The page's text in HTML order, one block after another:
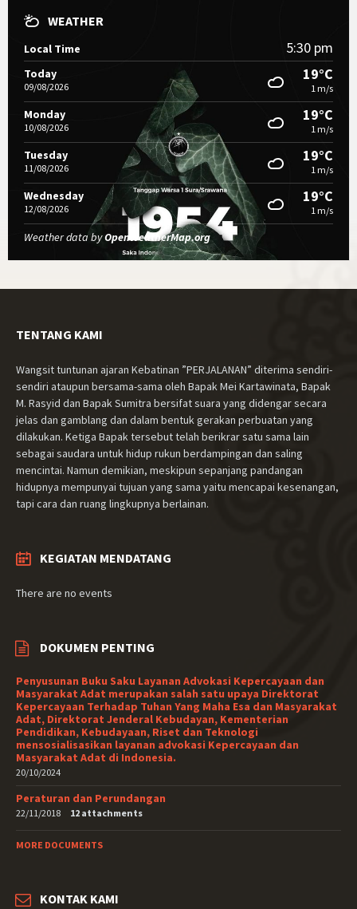
WEATHER
Local Time 5:30 pm
Today
09/08/2026
19°C
1 m/s
Monday
10/08/2026
19°C
1 m/s
Tuesday
11/08/2026
19°C
1 m/s
Wednesday
12/08/2026
19°C
1 m/s
Weather data byOpenWeatherMap.org
TENTANG KAMI
Wangsit tuntunan ajaran Kebatinan ”PERJALANAN” diterima sendiri-
sendiri ataupun bersama-sama oleh Bapak Mei Kartawinata, Bapak
M. Rasyid dan Bapak Sumitra bersifat suara yang didengar secara
jelas dan gamblang dan dalam bentuk gerakan perbuatan yang
dilakukan. Ketiga Bapak tersebut telah berikrar satu sama lain
sebagai saudara untuk hidup rukun berdampingan dan saling
mencintai. Namun demikian, meskipun sepanjang pandangan
hidupnya mempunyai tujuan yang sama yaitu mencapai kesenangan,
tapi cara dan ruang lingkupnya berlainan.
KEGIATAN MENDATANG
There are no events
DOKUMEN PENTING
Penyusunan Buku Saku Layanan Advokasi Kepercayaan dan
Masyarakat Adat merupakan salah satu upaya Direktorat
Kepercayaan Terhadap Tuhan Yang Maha Esa dan Masyarakat
Adat, Direktorat Jenderal Kebudayan, Kementerian
Pendidikan, Kebudayaan, Riset dan Teknologi
mensosialisasikan layanan advokasi Kepercayaan dan
Masyarakat Adat di Indonesia.
20/10/2024
Peraturan dan Perundangan
22/11/2018 12 attachments
MORE DOCUMENTS
KONTAK KAMI